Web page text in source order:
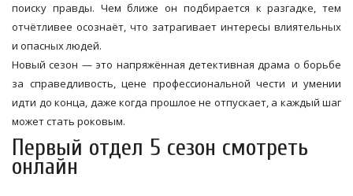
поиску правды. Чем ближе он подбирается к разгадке, тем
отчётливее осознаёт, что затрагивает интересы влиятельных
и опасных людей.
Новый сезон — это напряжённая детективная драма о борьбе
за справедливость, цене профессиональной чести и умении
идти до конца, даже когда прошлое не отпускает, а каждый шаг
может стать роковым.
Первый отдел 5 сезон смотреть
онлайн